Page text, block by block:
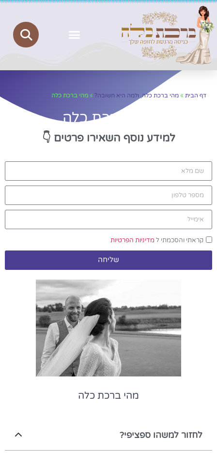
דף הבית »מהי ברכת כלה, ולמה היא חשובה? »מהי ברכת כלה
מהי ברכת כלה
למידע נוסף השאירו פרטים 👇
קראתי והסכמתי ל מדיניות הפרטיות
שליחה
מהי ברכת כלה
לחזור למשהו ספציפי?